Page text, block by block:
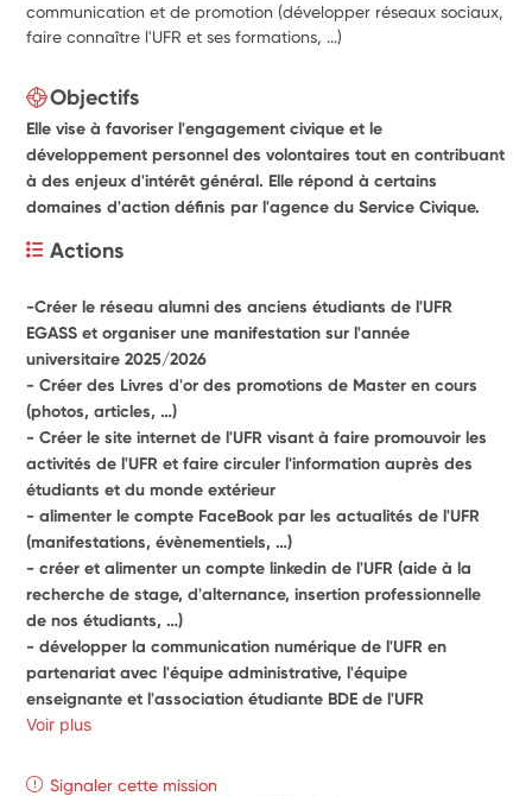
communication et de promotion (développer réseaux sociaux,
faire connaître l'UFR et ses formations, ...)
Objectifs
Elle vise à favoriser l'engagement civique et le
développement personnel des volontaires tout en contribuant
à des enjeux d'intérêt général. Elle répond à certains
domaines d'action définis par l'agence du Service Civique.
Actions
-Créer le réseau alumni des anciens étudiants de l'UFR
EGASS et organiser une manifestation sur l'année
universitaire 2025/2026
- Créer des Livres d'or des promotions de Master en cours
(photos, articles, …)
- Créer le site internet de l'UFR visant à faire promouvoir les
activités de l'UFR et faire circuler l'information auprès des
- alimenter le compte FaceBook par les actualités de l'UFR
(manifestations, évènementiels, …)
- créer et alimenter un compte linkedin de l'UFR (aide à la
recherche de stage, d'alternance, insertion professionnelle
de nos étudiants, …)
- développer la communication numérique de l'UFR en
partenariat avec l'équipe administrative, l'équipe
Voir plus
Signaler cette mission